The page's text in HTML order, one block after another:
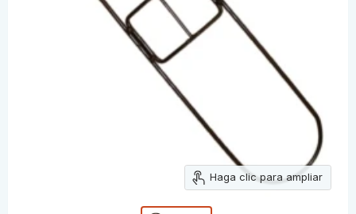
Haga clic para ampliar